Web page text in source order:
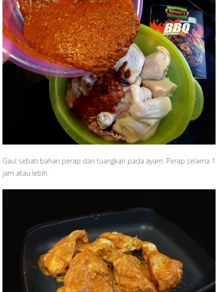
Gaul sebati bahan perap dan tuangkan pada ayam. Perap selama 1
jam atau lebih.